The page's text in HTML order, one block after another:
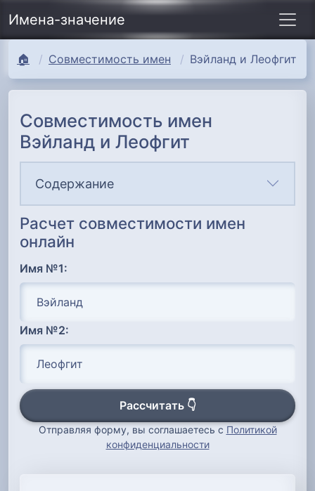
Имена-значение
🏠 Совместимость имен Вэйланд и Леофгит
Совместимость имен
Вэйланд и Леофгит
Содержание
Расчет совместимости имен
онлайн
Имя №1:
Имя №2:
Рассчитать 👇
Отправляя форму, вы соглашаетесь с Политикой
конфиденциальности